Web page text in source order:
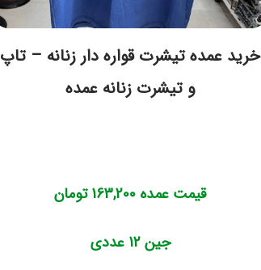
خرید عمده تیشرت قواره دار زنانه – تاپ
و تیشرت زنانه عمده
قیمت عمده163,200 تومان
جین 12 عددی